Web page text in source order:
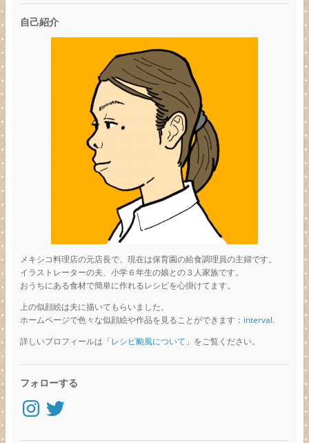
自己紹介
メキシコ料理店の元店長で、現在は保育園の給食調理員の主婦です。
イラストレーターの夫、小学６年生の娘との３人家族です。
おうちにある食材で簡単に作れるレシピを心掛けてます。
上の似顔絵は夫に描いてもらいました。
ホームページで色々な似顔絵や作品を見ることができます： interval.
詳しいプロフィールは「レシピ颱風について 」をご覧ください。
フォローする
Instagram
Twitter